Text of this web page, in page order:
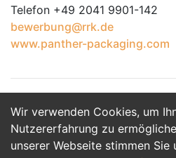
Wir verwenden Cookies, um
Nutzererfahrung zu
unserer Webseite stimmen Sie
Telefon +49 2041 9901-142
bewerbung@rrk.de
www.panther-packaging.com
Jetzt